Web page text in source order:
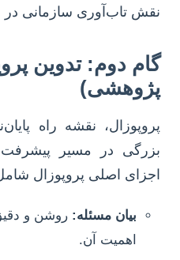
نقش تاب‌آوری سازمانی در
گام دوم: تدوین
پژوهشی)
پروپوزال، نقشه راه
بزرگی در مسیر
اجزای اصلی پروپوزال
بیان مسئله: روشن و
اهمیت آن.